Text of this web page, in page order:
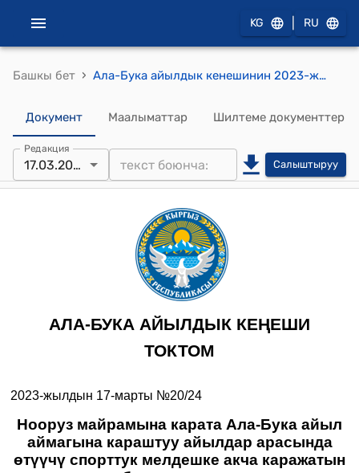
KG RU
Башкы бет › Ала-Бука айылдык кенешинин 2023-жылдын 17-мартындагы № 20/24 "Нооруз майрамына карата Ала-Бука айыл аймагына караштуу айылдар арасында өтүүчү спорттук мелдешке акча каражатын бөлүү жөнүндө" токтому
Документ Маалыматтар Шилтеме документтер
Редакция
17.03.2023 Салыштыруу